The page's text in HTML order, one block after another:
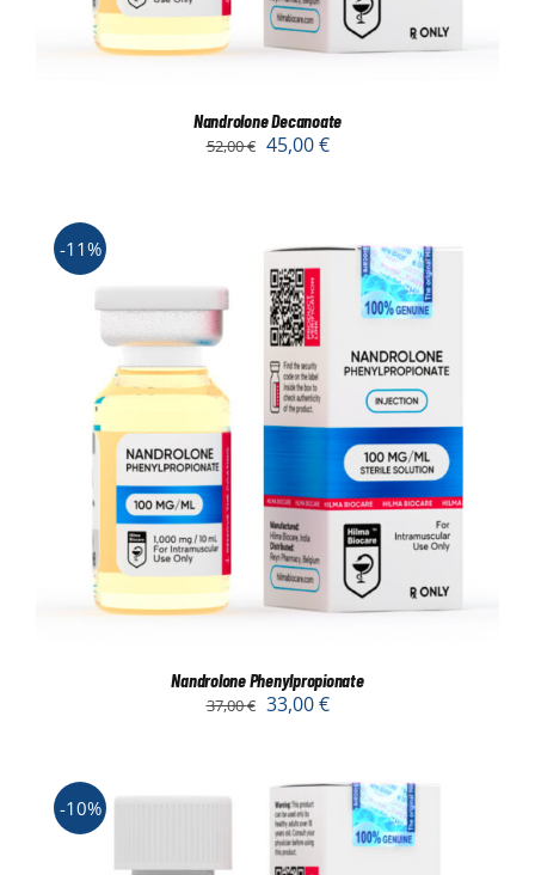
Nandrolone Decanoate
52,00€ 45,00€
-11%
Nandrolone Phenylpropionate
37,00€ 33,00€
-10%